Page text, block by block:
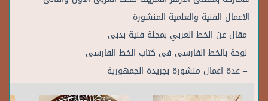
الاعمال الفنية والعلمية المنشورة
مقال عن الخط العربي بمجلة فنية بدبى
لوحة بالخط الفارسى فى كتاب الخط الفارسى
– عدة اعمال منشورة بجريدة الجمهورية